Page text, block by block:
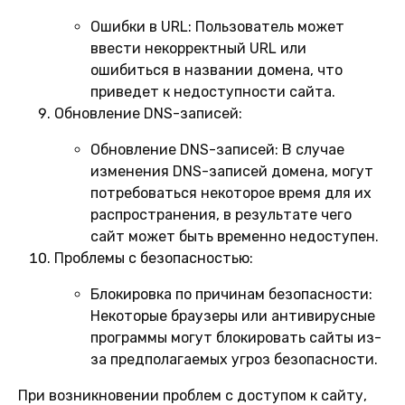
Ошибки в URL: Пользователь может
ввести некорректный URL или
ошибиться в названии домена, что
приведет к недоступности сайта.
Обновление DNS-записей:
Обновление DNS-записей: В случае
изменения DNS-записей домена, могут
потребоваться некоторое время для их
распространения, в результате чего
сайт может быть временно недоступен.
Проблемы с безопасностью:
Блокировка по причинам безопасности:
Некоторые браузеры или антивирусные
программы могут блокировать сайты из-
за предполагаемых угроз безопасности.
При возникновении проблем с доступом к сайту,